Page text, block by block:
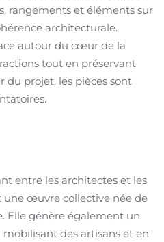
rangements et éléments sur
architecturale.
autour du cœur de la
tout en préservant
du projet, les pièces sont
entre les architectes et les
une œuvre collective née de
Elle génère également un
des artisans et en